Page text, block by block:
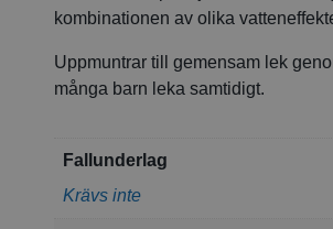
kombinationen av olika
Uppmuntrar till gemensam lek
många barn leka samtidigt.
Fallunderlag
Krävs inte